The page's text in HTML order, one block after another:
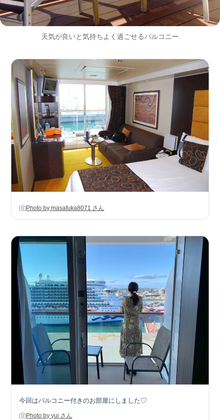
天気が良いと気持ちよく過ごせるバルコニー
Photo by masafuka8071 さん
今回はバルコニー付きのお部屋にしました♡
Photo by yui さん